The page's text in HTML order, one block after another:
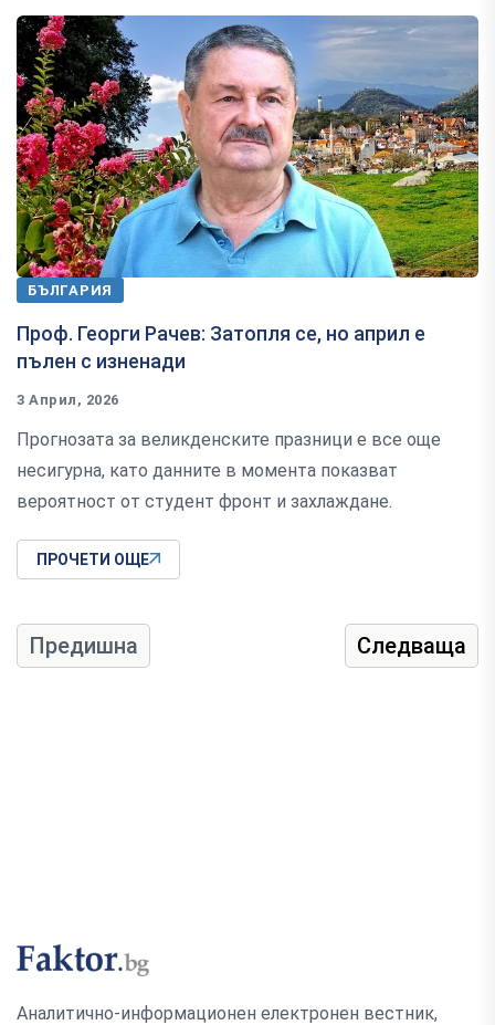
БЪЛГАРИЯ
Проф. Георги Рачев: Затопля се, но април е
пълен с изненади
3 Април, 2026
Прогнозата за великденските празници е все още
несигурна, като данните в момента показват
вероятност от студент фронт и захлаждане.
ПРОЧЕТИ ОЩЕ
Предишна Следваща
Аналитично-информационен електронен вестник,